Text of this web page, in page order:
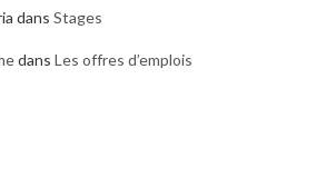
dans Stages
dans Les offres d’emplois